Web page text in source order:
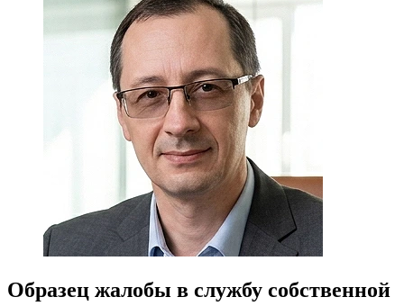
Образец жалобы в службу собственной